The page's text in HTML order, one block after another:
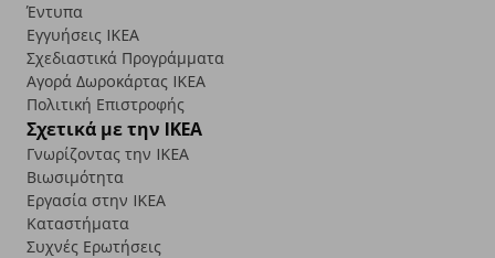
Έντυπα
Εγγυήσεις IKEA
Σχεδιαστικά Προγράμματα
Αγορά Δωρoκάρτας IKEA
Πολιτική Επιστροφής
Σχετικά με την IKEA
Γνωρίζοντας την IKEA
Βιωσιμότητα
Εργασία στην IKEA
Καταστήματα
Συχνές Ερωτήσεις